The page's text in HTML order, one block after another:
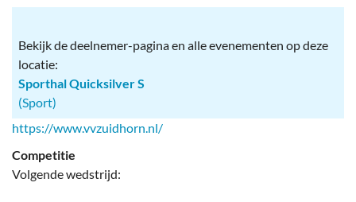
Bekijk de deelnemer-pagina en alle evenementen op deze
locatie:
Sporthal Quicksilver S
(Sport)
https://www.vvzuidhorn.nl/
Competitie
Volgende wedstrijd: